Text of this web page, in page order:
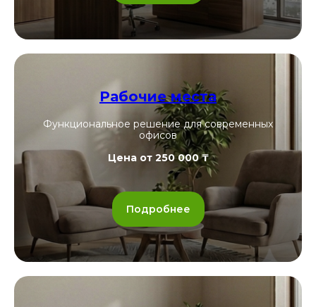
Рабочие места
Функциональное решение для современных
офисов
Цена от 250 000 ₸
Подробнее